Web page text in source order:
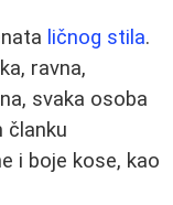
ličnog stila.
ravna,
svaka osoba
članku
i boje kose, kao